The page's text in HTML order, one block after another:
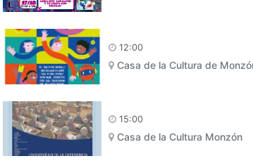
12:00
Casa de la Cultura de
15:00
Casa de la Cultura Monzón